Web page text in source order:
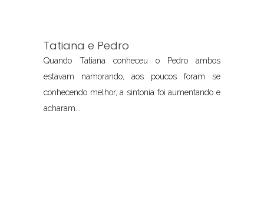
Tatiana e Pedro
Quando Tatiana conheceu o Pedro ambos
estavam namorando, aos poucos foram se
conhecendo melhor, a sintonia foi aumentando e
acharam...